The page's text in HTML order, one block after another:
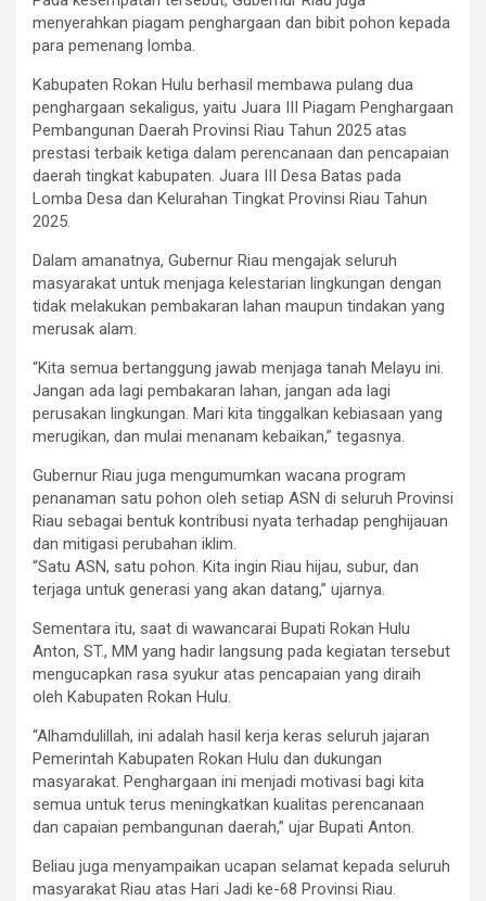
menyerahkan piagam penghargaan dan bibit pohon kepada
para pemenang lomba.
Kabupaten Rokan Hulu berhasil membawa pulang dua
penghargaan sekaligus, yaitu Juara III Piagam Penghargaan
Pembangunan Daerah Provinsi Riau Tahun 2025 atas
prestasi terbaik ketiga dalam perencanaan dan pencapaian
daerah tingkat kabupaten. Juara III Desa Batas pada
Lomba Desa dan Kelurahan Tingkat Provinsi Riau Tahun
2025.
Dalam amanatnya, Gubernur Riau mengajak seluruh
masyarakat untuk menjaga kelestarian lingkungan dengan
tidak melakukan pembakaran lahan maupun tindakan yang
merusak alam.
“Kita semua bertanggung jawab menjaga tanah Melayu ini.
Jangan ada lagi pembakaran lahan, jangan ada lagi
perusakan lingkungan. Mari kita tinggalkan kebiasaan yang
merugikan, dan mulai menanam kebaikan,” tegasnya.
Gubernur Riau juga mengumumkan wacana program
penanaman satu pohon oleh setiap ASN di seluruh Provinsi
Riau sebagai bentuk kontribusi nyata terhadap penghijauan
dan mitigasi perubahan iklim.
“Satu ASN, satu pohon. Kita ingin Riau hijau, subur, dan
terjaga untuk generasi yang akan datang,” ujarnya.
Sementara itu, saat di wawancarai Bupati Rokan Hulu
Anton, ST., MM yang hadir langsung pada kegiatan tersebut
mengucapkan rasa syukur atas pencapaian yang diraih
oleh Kabupaten Rokan Hulu.
“Alhamdulillah, ini adalah hasil kerja keras seluruh jajaran
Pemerintah Kabupaten Rokan Hulu dan dukungan
masyarakat. Penghargaan ini menjadi motivasi bagi kita
semua untuk terus meningkatkan kualitas perencanaan
dan capaian pembangunan daerah,” ujar Bupati Anton.
Beliau juga menyampaikan ucapan selamat kepada seluruh
masyarakat Riau atas Hari Jadi ke-68 Provinsi Riau.